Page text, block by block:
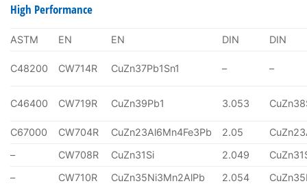
High Performance
ASTM EN EN DIN DIN
C48200 CW714R CuZn37Pb1Sn1 – –
C46400 CW719R CuZn39Pb1 3.053
C67000 CW704R CuZn23Al6Mn4Fe3Pb 2.05
–
CW708R CuZn31Si 2.049
–
CW710R CuZn35Ni3Mn2AlPb 2.054